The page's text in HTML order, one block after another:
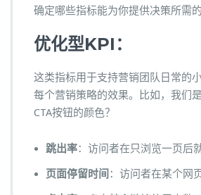
确定哪些指标能为你提供决策所需的
优化型KPI：
这类指标用于支持营销团队日常的
每个营销策略的效果。比如，我们
CTA按钮的颜色？
跳出率：访问者在只浏览一页后
页面停留时间 ：访问者在某个网